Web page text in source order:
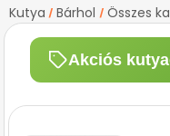
Kutya / Bárhol / Összes
Akciós